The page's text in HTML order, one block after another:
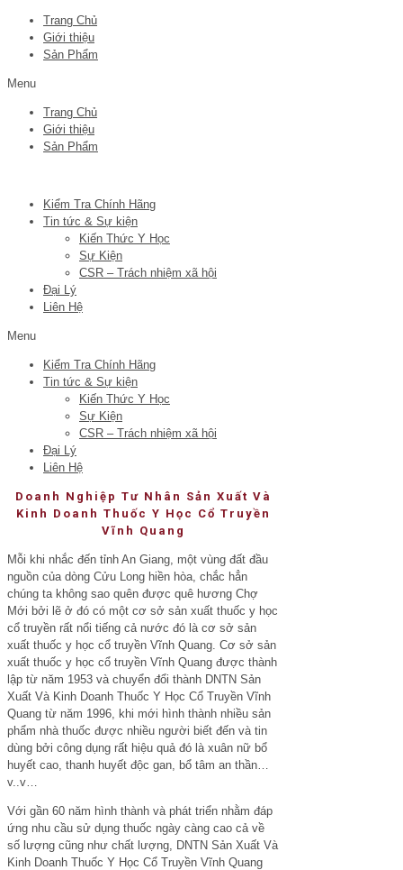
Trang Chủ
Giới thiệu
Sản Phẩm
Menu
Trang Chủ
Giới thiệu
Sản Phẩm
Kiểm Tra Chính Hãng
Tin tức & Sự kiện
Kiến Thức Y Học
Sự Kiện
CSR – Trách nhiệm xã hội
Đại Lý
Liên Hệ
Menu
Kiểm Tra Chính Hãng
Tin tức & Sự kiện
Kiến Thức Y Học
Sự Kiện
CSR – Trách nhiệm xã hội
Đại Lý
Liên Hệ
Doanh Nghiệp Tư Nhân Sản Xuất Và
Kinh Doanh Thuốc Y Học Cổ Truyền
Vĩnh Quang
Mỗi khi nhắc đến tỉnh An Giang, một vùng đất đầu
nguồn của dòng Cửu Long hiền hòa, chắc hẳn
chúng ta không sao quên được quê hương Chợ
Mới bởi lẽ ở đó có một cơ sở sản xuất thuốc y học
cổ truyền rất nổi tiếng cả nước đó là cơ sở sản
xuất thuốc y học cổ truyền Vĩnh Quang. Cơ sở sản
xuất thuốc y học cổ truyền Vĩnh Quang được thành
lập từ năm 1953 và chuyển đổi thành DNTN Sản
Xuất Và Kinh Doanh Thuốc Y Học Cổ Truyền Vĩnh
Quang từ năm 1996, khi mới hình thành nhiều sản
phẩm nhà thuốc được nhiều người biết đến và tin
dùng bởi công dụng rất hiệu quả đó là xuân nữ bổ
huyết cao, thanh huyết độc gan, bổ tâm an thần…
v..v…
Với gần 60 năm hình thành và phát triển nhằm đáp
ứng nhu cầu sử dụng thuốc ngày càng cao cả về
số lượng cũng như chất lượng, DNTN Sản Xuất Và
Kinh Doanh Thuốc Y Học Cổ Truyền Vĩnh Quang